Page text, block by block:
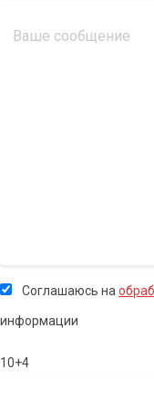
Соглашаюсь на
информации
10+4